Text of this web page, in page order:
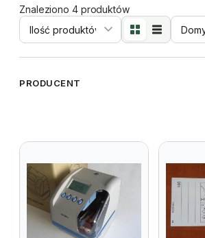
Znaleziono 4 produktów
PRODUCENT